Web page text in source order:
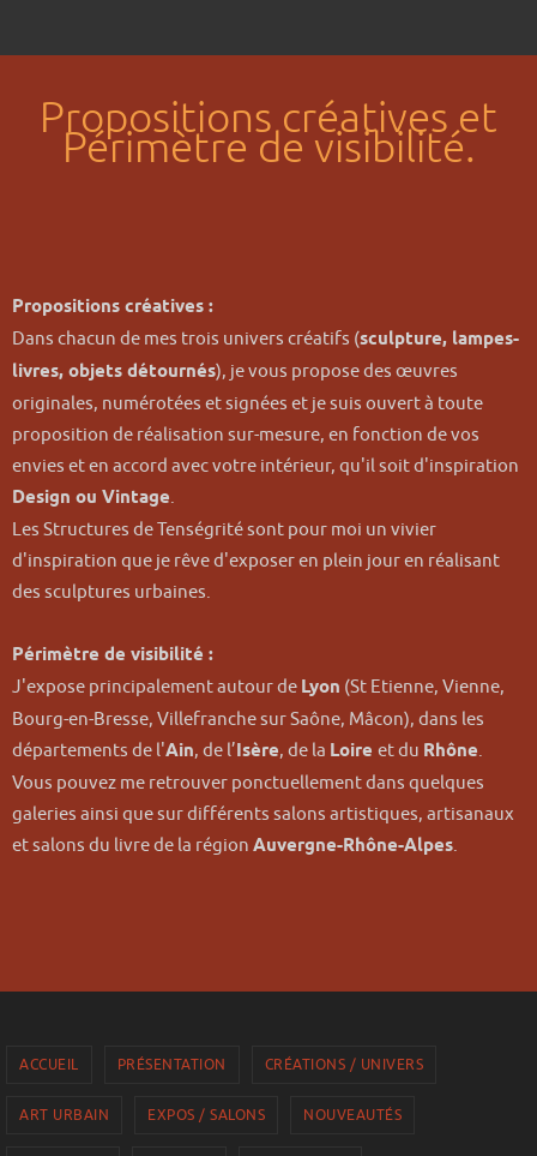
Propositions créatives et
Périmètre de visibilité.
Propositions créatives :
Dans chacun de mes trois univers créatifs (sculpture, lampes-
livres, objets détournés), je vous propose des œuvres
originales, numérotées et signées et je suis ouvert à toute
proposition de réalisation sur-mesure, en fonction de vos
envies et en accord avec votre intérieur, qu'il soit d'inspiration
Design ou Vintage.
Les Structures de Tenségrité sont pour moi un vivier
d'inspiration que je rêve d'exposer en plein jour en réalisant
des sculptures urbaines.
Périmètre de visibilité :
J'expose principalement autour de Lyon (St Etienne, Vienne,
Bourg-en-Bresse, Villefranche sur Saône, Mâcon), dans les
départements de l'Ain, de l’Isère, de la Loire et du Rhône.
Vous pouvez me retrouver ponctuellement dans quelques
galeries ainsi que sur différents salons artistiques, artisanaux
et salons du livre de la région Auvergne-Rhône-Alpes.
ACCUEIL PRÉSENTATION CRÉATIONS / UNIVERS
ART URBAIN EXPOS / SALONS NOUVEAUTÉS